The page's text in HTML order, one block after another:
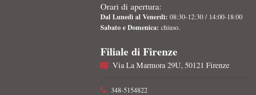
Orari di apertura:
Dal Lunedì al Venerdì: 08:30-12:30 / 14:00-18:00
Sabato e Domenica: chiuso.
Filiale di Firenze
Via La Marmora 29U, 50121 Firenze
348-5154822